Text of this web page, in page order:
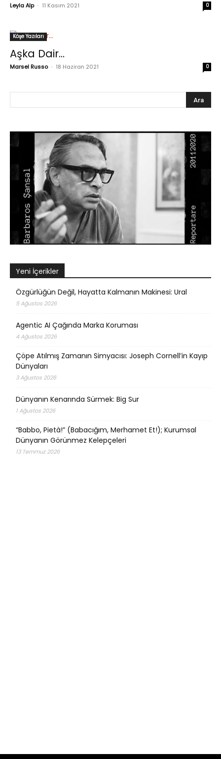
Leyla Alp - 11 Kasım 2021 0
Köşe Yazıları
Aşka Dair…
Marsel Russo - 18 Haziran 2021 0
Yeni İçerikler
Özgürlüğün Değil, Hayatta Kalmanın Makinesi: Ural
5 Ağustos 2026
Agentic AI Çağında Marka Koruması
4 Ağustos 2026
Çöpe Atılmış Zamanın Simyacısı: Joseph Cornell’in Kayıp
Dünyaları
3 Ağustos 2026
Dünyanın Kenarında Sürmek: Big Sur
1 Ağustos 2026
“Babbo, Pietà!” (Babacığım, Merhamet Et!); Kurumsal
Dünyanın Görünmez Kelepçeleri
13 Temmuz 2026